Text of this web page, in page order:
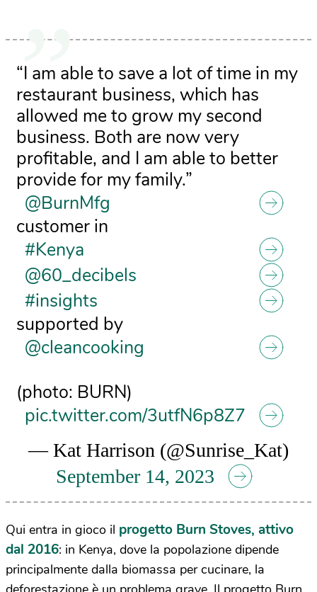
“I am able to save a lot of time in my
restaurant business, which has
allowed me to grow my second
business. Both are now very
profitable, and I am able to better
provide for my family.”
@BurnMfg
customer in
#Kenya
@60_decibels
#insights
supported by
@cleancooking
(photo: BURN)
pic.twitter.com/3utfN6p8Z7
— Kat Harrison (@Sunrise_Kat)
September 14, 2023
Qui entra in gioco il progetto Burn Stoves, attivo
dal 2016: in Kenya, dove la popolazione dipende
principalmente dalla biomassa per cucinare, la